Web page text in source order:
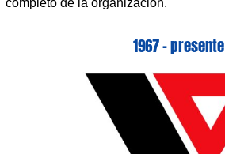
1967 – presente